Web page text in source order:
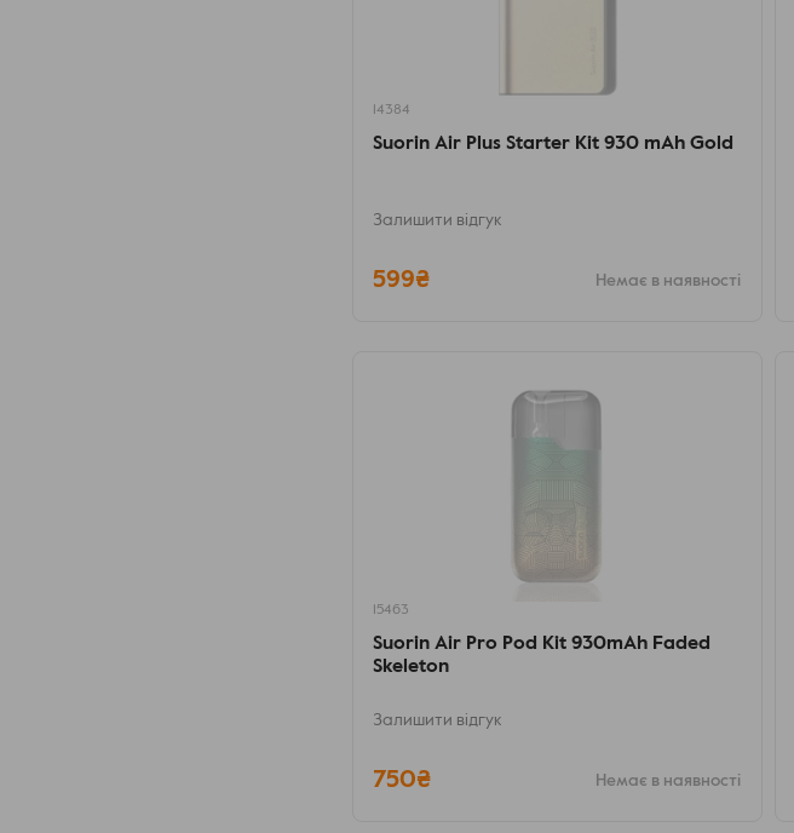
14384
Suorin Air Plus Starter Kit 930 mAh Gold
Залишити відгук
599₴ Немає в наявності
15463
Suorin Air Pro Pod Kit 930mAh Faded
Skeleton
Залишити відгук
750₴ Немає в наявності